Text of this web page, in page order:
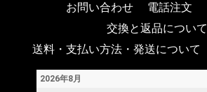
お問い合わせ
電話注文
交換と返品について
送料・支払い方法・発送について
2026年8月